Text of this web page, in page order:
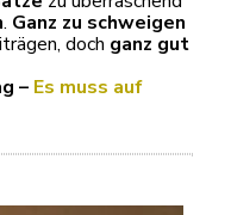
. Ganz zu schweigen
doch ganz gut
– Es muss auf